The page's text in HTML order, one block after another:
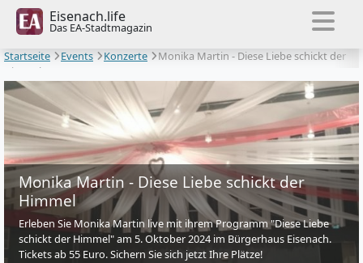
Eisenach.life
Das EA-Stadtmagazin
Startseite
Events Konzerte
Monika Martin - Diese Liebe schickt der
Himmel
Monika Martin - Diese Liebe schickt der
Himmel
Erleben Sie Monika Martin live mit ihrem Programm "Diese Liebe
schickt der Himmel" am 5. Oktober 2024 im Bürgerhaus Eisenach.
Tickets ab 55 Euro. Sichern Sie sich jetzt Ihre Plätze!